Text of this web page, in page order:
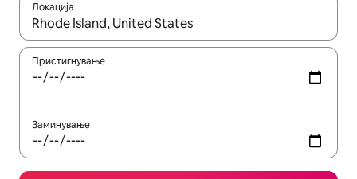
Локација
Кога резултатите се достапни, движете се со копчињата
Пристигнување
Заминување